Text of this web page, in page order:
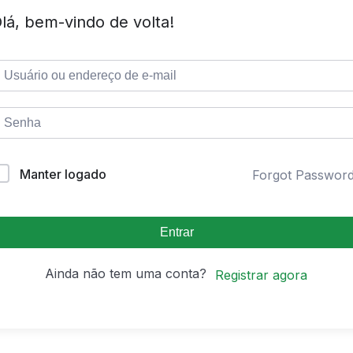
bem-vindo de volta!
Manter logado Forgot
Entrar
Ainda não tem uma conta? Registrar agora